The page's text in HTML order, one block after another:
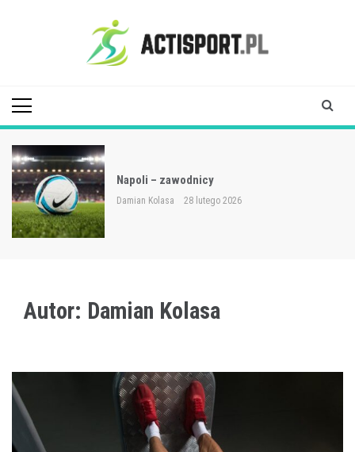
Napoli – zawodnicy
Damian Kolasa 28 lutego 2026
Autor: Damian Kolasa